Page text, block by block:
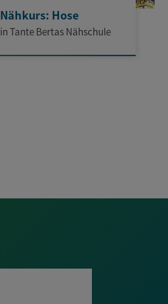
Nähkurs: Hose
in Tante Bertas Nähschule